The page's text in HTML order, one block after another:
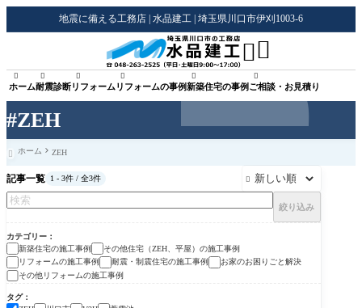
#ZEH
地震に備える工務店 | 水品建工 | 埼玉県川口市伊刈1003-6

ホーム

耐震診断

リフォーム

リフォームの事例

新築住宅の事例

ご相談・お見積り

 ホーム ZEH
記事一覧 1 - 3件 / 全3件 
絞り込み
カテゴリー
新築住宅の施工事例
その他住宅（ZEH、平屋）の施工事例
リフォームの施工事例
耐震・制震住宅の施工事例
お家のお困りごと解決
その他リフォームの施工事例
タグ